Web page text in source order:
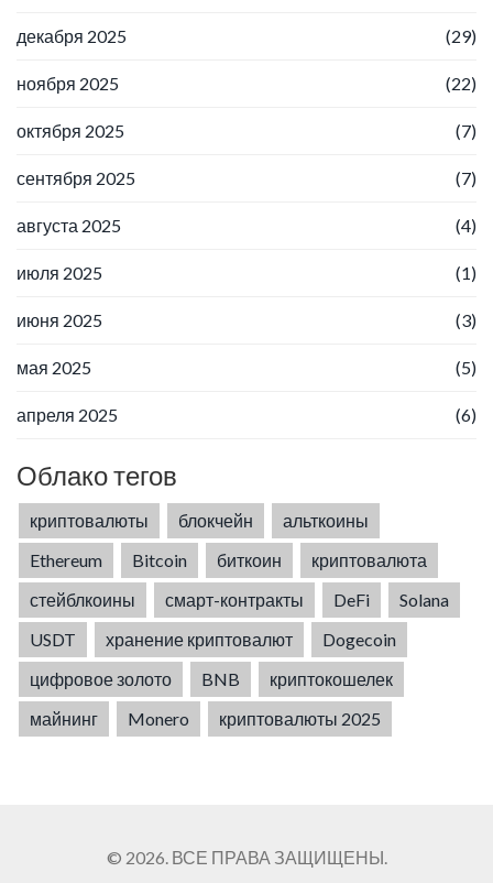
декабря 2025 (29)
ноября 2025 (22)
октября 2025 (7)
сентября 2025 (7)
августа 2025 (4)
июля 2025 (1)
июня 2025 (3)
мая 2025 (5)
апреля 2025 (6)
Облако тегов
криптовалюты блокчейн
альткоины
Ethereum
Bitcoin биткоин
криптовалюта
стейблкоины
смарт-контракты DeFi
Solana
USDT
хранение криптовалют
Dogecoin
цифровое золото
BNB
криптокошелек
майнинг
Monero криптовалюты 2025
© 2026. ВСЕ ПРАВА ЗАЩИЩЕНЫ.